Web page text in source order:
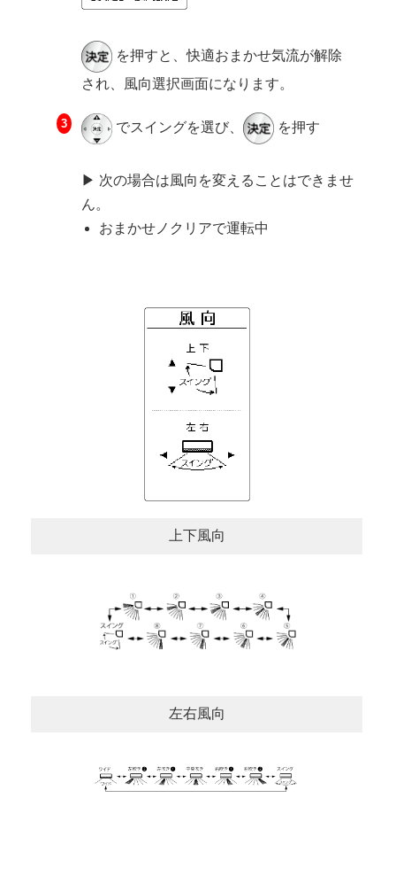
を押すと、快適おまかせ気流が解除
され、風向選択画面になります。
でスイングを選び、 を押す
▶ 次の場合は風向を変えることはできませ
ん。
おまかせノクリアで運転中
上下風向
左右風向